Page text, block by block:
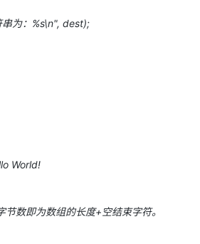
为：%s\n", dest);
World!
数即为数组的长度+空结束字符。